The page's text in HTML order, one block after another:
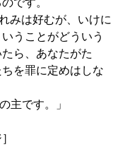
みは好むが、いけに
うことがどういう
ら、あなたがた
を罪に定めはしな
主です。」